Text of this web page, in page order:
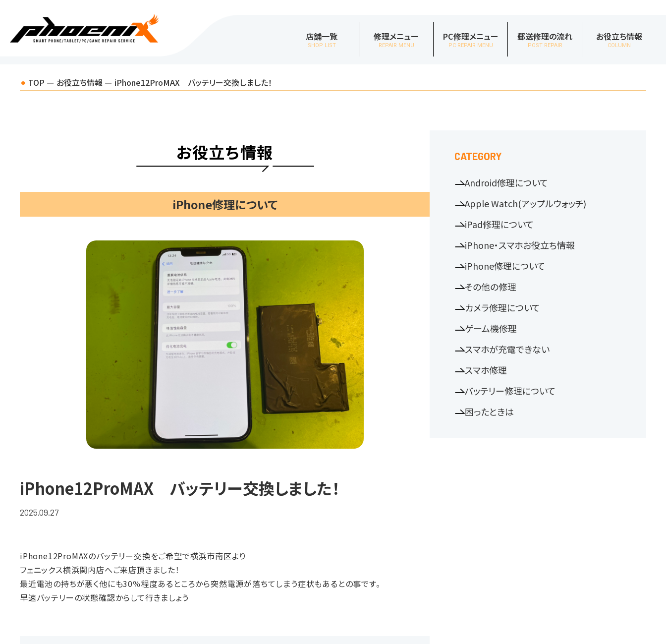
店舗一覧
SHOP LIST
修理メニュー
REPAIR MENU
PC修理メニュー
PC REPAIR MENU
郵送修理の流れ
POST REPAIR
お役立ち情報
COLUMN
TOP お役立ち情報 iPhone12ProMAX バッテリー交換しました！
お役立ち情報
iPhone修理について
iPhone12ProMAX　バッテリー交換しました！
2025.09.27
iPhone12ProMAXのバッテリー交換をご希望で横浜市南区より
フェニックス横浜関内店へご来店頂きました！
最近電池の持ちが悪く他にも30％程度あるところから突然電源が落ちてしまう症状もあるとの事です。
早速バッテリーの状態確認からして行きましょう
CATEGORY
Android修理について
Apple Watch(アップルウォッチ)
iPad修理について
iPhone・スマホお役立ち情報
iPhone修理について
その他の修理
カメラ修理について
ゲーム機修理
スマホが充電できない
スマホ修理
バッテリー修理について
困ったときは